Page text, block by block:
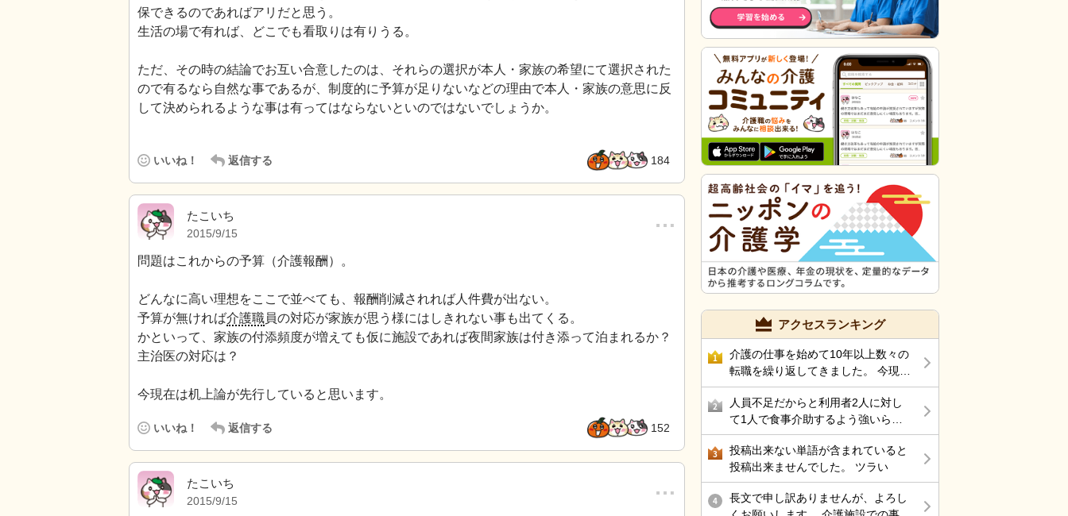
保できるのであればアリだと思う。
生活の場で有れば、どこでも看取りは有りうる。
ただ、その時の結論でお互い合意したのは、それらの選択が本人・家族の希望にて選択された
ので有るなら自然な事であるが、制度的に予算が足りないなどの理由で本人・家族の意思に反
して決められるような事は有ってはならないといのではないでしょうか。
いいね！ 返信する 184
たこいち
2015/9/15
…
問題はこれからの予算（介護報酬）。
どんなに高い理想をここで並べても、報酬削減されれば人件費が出ない。
予算が無ければ介護職員の対応が家族が思う様にはしきれない事も出てくる。
かといって、家族の付添頻度が増えても仮に施設であれば夜間家族は付き添って泊まれるか？
主治医の対応は？
今現在は机上論が先行していると思います。
いいね！ 返信する 152
たこいち
2015/9/15
…
アクセスランキング
1
介護の仕事を始めて10年以上数々の
転職を繰り返してきました。 今現在
グループホームで働いているのです
が 50代後半にもなりストレス性胃
炎にもなったのでここらで 介護の仕
事から違う仕事を考えているのです
が 結局転職サイトをみるのが介護の
仕事ばかりで どうしたら良いと思い
2
人員不足だからと利用者2人に対し
て1人で食事介助するよう強いられ
て、その上、他利用者の服薬介助、
動き回る認知症利用者の見守り、声
掛けまでやらされ、最近自分の気持
ちに余裕が持てない。
3
投稿出来ない単語が含まれていると
投稿出来ませんでした。 ツラい
4
長文で申し訳ありませんが、よろし